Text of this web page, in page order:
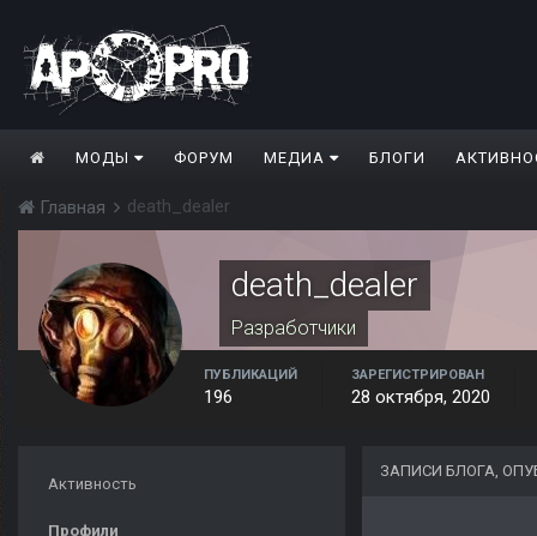
МОДЫ ФОРУМ МЕДИА БЛОГИ
Главная death_dealer
death_dealer
Разработчики
ПУБЛИКАЦИЙ
196
ЗАРЕГИСТРИРОВАН
28 октября, 2020
Активность
Профили
ЗАПИСИ БЛОГА,